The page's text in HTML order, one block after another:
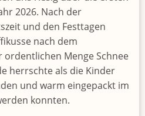
2026. Nach der
und den Festtagen
nach dem
ordentlichen Menge Schnee
herrschte als die Kinder
und warm eingepackt im
konnten.